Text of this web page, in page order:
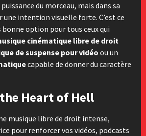
du morceau, mais dans sa
une intention visuelle forte. C’est ce
option pour tous ceux qui
cinématique libre de droit
de suspense pour vidéo ou un
capable de donner du caractère
Heart of Hell
musique libre de droit intense,
pour renforcer vos vidéos, podcasts